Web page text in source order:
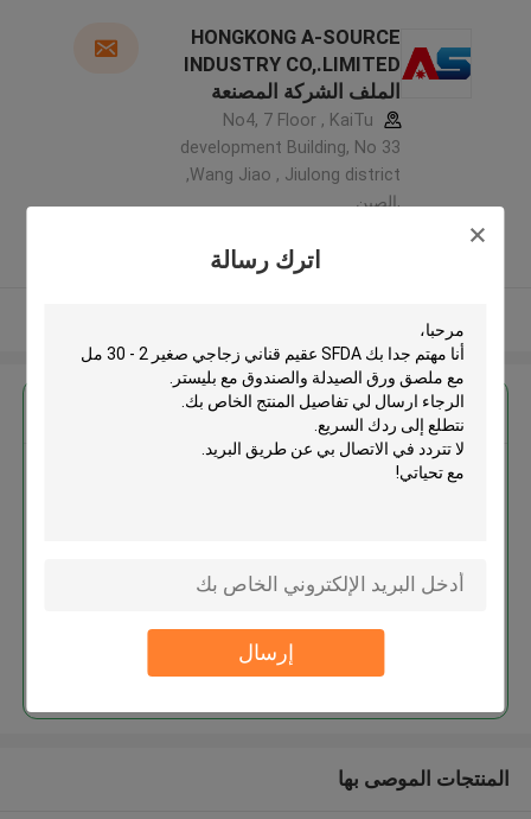
اترك رسالة
إرسال
HONGKONG A-SOURCE
INDUSTRY CO,.LIMITED
الملف الشركة المصنعة
No4, 7 Floor , KaiTu
development Building, No 33
,Wang Jiao , Jiulong district
,الصين
يدقّق ممون
احصل على افضل سعر ل
المنتجات الموصى بها